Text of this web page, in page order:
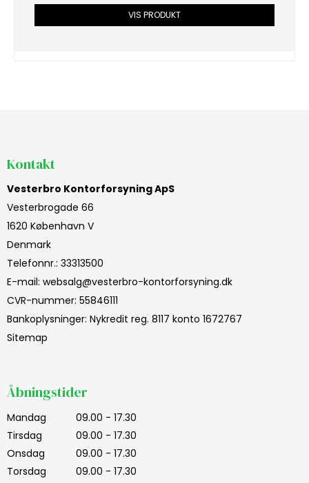
VIS PRODUKT
Kontakt
Vesterbro Kontorforsyning ApS
Vesterbrogade 66
1620 København V
Denmark
Telefonnr.: 33313500
E-mail: websalg@vesterbro-kontorforsyning.dk
CVR-nummer: 55846111
Bankoplysninger: Nykredit reg. 8117 konto 1672767
Sitemap
Åbningstider
Mandag
09.00 - 17.30
Tirsdag
09.00 - 17.30
Onsdag
09.00 - 17.30
Torsdag
09.00 - 17.30